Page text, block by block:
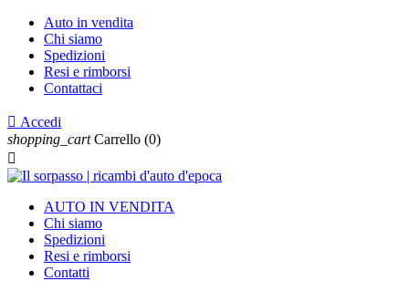
Auto in vendita
Chi siamo
Spedizioni
Resi e rimborsi
Contattaci
 Accedi
shopping_cart Carrello (0)

AUTO IN VENDITA
Chi siamo
Spedizioni
Resi e rimborsi
Contatti